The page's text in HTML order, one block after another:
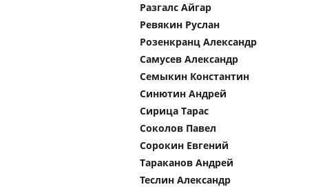
Разгалс Айгар
Ревякин Руслан
Розенкранц Александр
Самусев Александр
Семыкин Константин
Синютин Андрей
Сирица Тарас
Соколов Павел
Сорокин Евгений
Тараканов Андрей
Теслин Александр